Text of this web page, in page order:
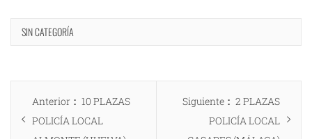
SIN CATEGORÍA
Navegación
de Anterior
Entrada
anterior:
10 PLAZAS
POLICÍA LOCAL
Siguiente
Entrada
siguiente:
2 PLAZAS
POLICÍA LOCAL